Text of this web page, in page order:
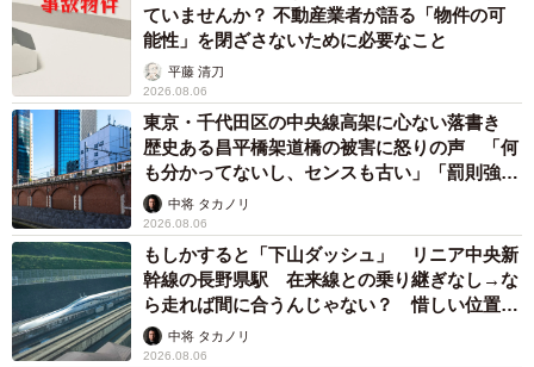
ていませんか？ 不動産業者が語る「物件の可
能性」を閉ざさないために必要なこと
平藤 清刀
2026.08.06
東京・千代田区の中央線高架に心ない落書き
歴史ある昌平橋架道橋の被害に怒りの声 「何
も分かってないし、センスも古い」「罰則強化
して」中将 タカノリ
2026.08.06
もしかすると「下山ダッシュ」 リニア中央新
幹線の長野県駅 在来線との乗り継ぎなし→な
ら走れば間に合うんじゃない？ 惜しい位置関
係が反響
中将 タカノリ
2026.08.06